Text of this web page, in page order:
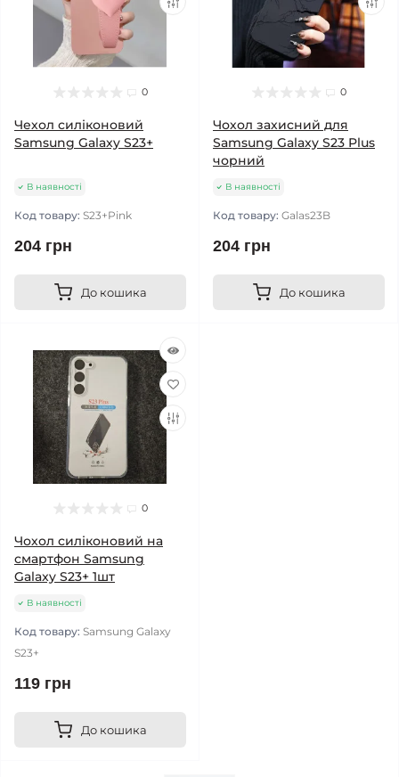
0
Чехол силіконовий
Samsung Galaxy S23+
В наявності
Код товару: S23+Pink
204 грн
До кошика
0
Чохол захисний для
Samsung Galaxy S23 Plus
чорний
В наявності
Код товару: Galas23B
204 грн
До кошика
0
Чохол силіконовий на
смартфон Samsung
Galaxy S23+ 1шт
В наявності
Код товару: Samsung Galaxy
S23+
119 грн
До кошика